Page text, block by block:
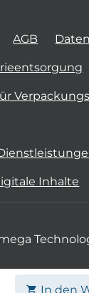
In den
AGB
Inhalte